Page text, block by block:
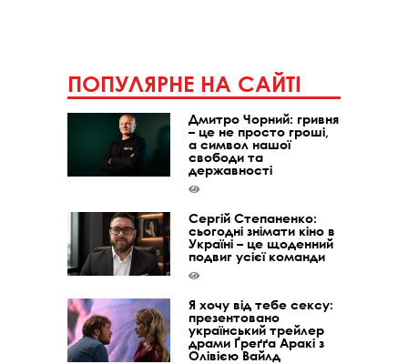
ПОПУЛЯРНЕ НА САЙТІ
Дмитро Чорний: гривня
– це не просто гроші,
а символ нашої
свободи та
державності
Сергій Степаненко:
сьогодні знімати кіно в
Україні – це щоденний
подвиг усієї команди
Я хочу від тебе сексу:
презентовано
український трейлер
драми Ґреґґа Аракі з
Олівією Вайлд